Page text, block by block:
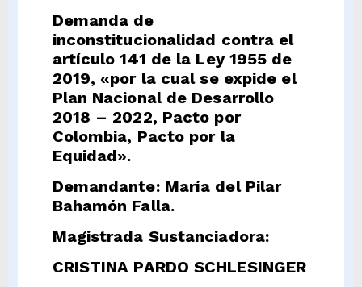
Demanda de
inconstitucionalidad contra el
artículo 141 de la Ley 1955 de
2019, «por la cual se expide el
Plan Nacional de Desarrollo
2018 – 2022, Pacto por
Colombia, Pacto por la
Equidad».
Demandante: María del Pilar
Bahamón Falla.
Magistrada Sustanciadora:
CRISTINA PARDO SCHLESINGER